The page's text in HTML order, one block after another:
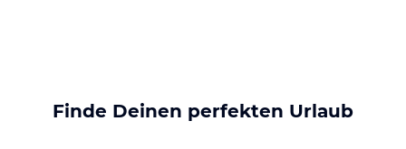
Finde Deinen perfekten Urlaub